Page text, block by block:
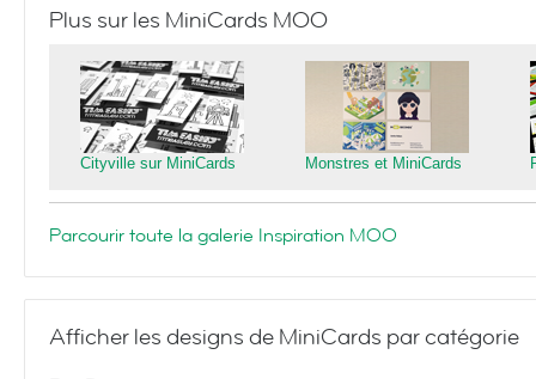
Plus sur les MiniCards MOO
Cityville sur MiniCards Monstres et MiniCards
Parcourir toute la galerie Inspiration MOO
Afficher les designs de MiniCards par catégorie